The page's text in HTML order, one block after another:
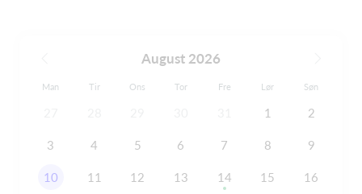
August 2026
Man Tir Ons Tor Fre Lør Søn
1 2
3 4 5 6 7 8 9
10 11 12 13 14 15 16